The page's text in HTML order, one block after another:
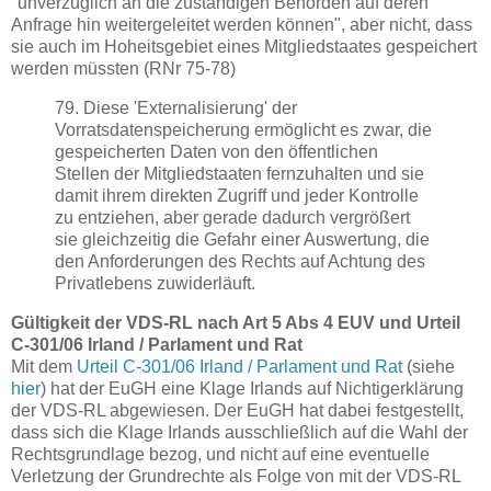
Anfrage hin weitergeleitet werden können", aber nicht, dass
sie auch im Hoheitsgebiet eines Mitgliedstaates gespeichert
werden müssten (RNr 75-78)
79. Diese 'Externalisierung' der
Vorratsdatenspeicherung ermöglicht es zwar, die
gespeicherten Daten von den öffentlichen
Stellen der Mitgliedstaaten fernzuhalten und sie
damit ihrem direkten Zugriff und jeder Kontrolle
zu entziehen, aber gerade dadurch vergrößert
sie gleichzeitig die Gefahr einer Auswertung, die
den Anforderungen des Rechts auf Achtung des
Privatlebens zuwiderläuft.
Gültigkeit der VDS-RL nach Art 5 Abs 4 EUV und Urteil
C-301/06 Irland / Parlament und Rat
Mit dem Urteil C-301/06 Irland / Parlament und Rat(siehe
hier) hat der EuGH eine Klage Irlands auf Nichtigerklärung
der VDS-RL abgewiesen. Der EuGH hat dabei festgestellt,
dass sich die Klage Irlands ausschließlich auf die Wahl der
Rechtsgrundlage bezog, und nicht auf eine eventuelle
Verletzung der Grundrechte als Folge von mit der VDS-RL